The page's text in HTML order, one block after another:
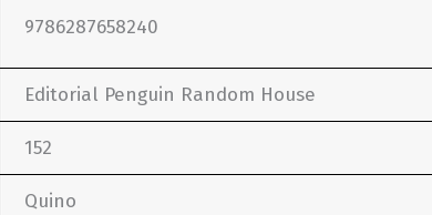
9786287658240
Editorial Penguin Random House
152
Quino